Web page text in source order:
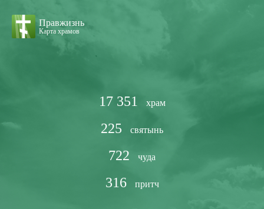
Правжизнь
Карта храмов
17 351 храм
225 святынь
722 чуда
316 притч